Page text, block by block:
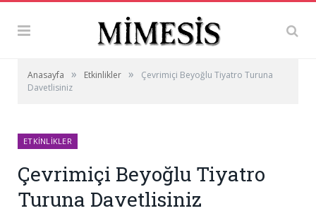
Anasayfa » Etkinlikler »
Çevrimiçi Beyoğlu Tiyatro Turuna
Davetlisiniz
ETKINLIKLER
Çevrimiçi Beyoğlu Tiyatro
Turuna Davetlisiniz